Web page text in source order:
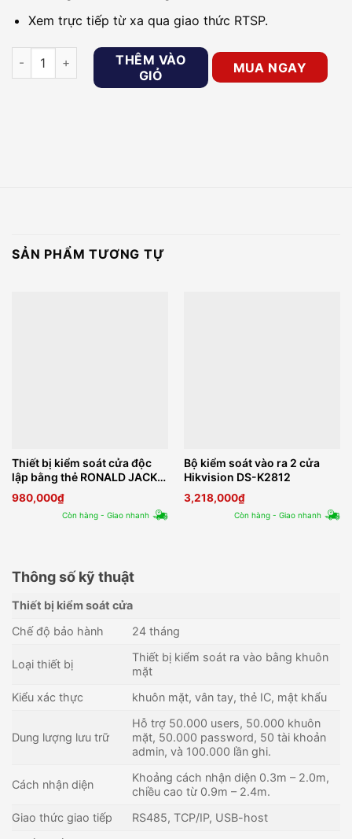
Xem trực tiếp từ xa qua giao thức RTSP.
Thiết bị nhận dạng khuôn mặt cho Barrier HIKVISION DS-
THÊM VÀO
GIỎ
MUA NGAY
SẢN PHẨM TƯƠNG TỰ
Thiết bị kiểm soát cửa độc
lập bằng thẻ RONALD JACK
SA-31E
980,000₫
Còn hàng - Giao nhanh
Bộ kiểm soát vào ra 2 cửa
Hikvision DS-K2812
3,218,000₫
Còn hàng - Giao nhanh
Thông số kỹ thuật
Thiết bị kiểm soát cửa
Chế độ bảo hành
24 tháng
Loại thiết bị
Thiết bị kiểm soát ra vào bằng khuôn
mặt
Kiểu xác thực
khuôn mặt, vân tay, thẻ IC, mật khẩu
Dung lượng lưu trữ
Hỗ trợ 50.000 users, 50.000 khuôn
mặt, 50.000 password, 50 tài khoản
admin, và 100.000 lần ghi.
Cách nhận diện
Khoảng cách nhận diện 0.3m – 2.0m,
chiều cao từ 0.9m – 2.4m.
Giao thức giao tiếp
RS485, TCP/IP, USB-host